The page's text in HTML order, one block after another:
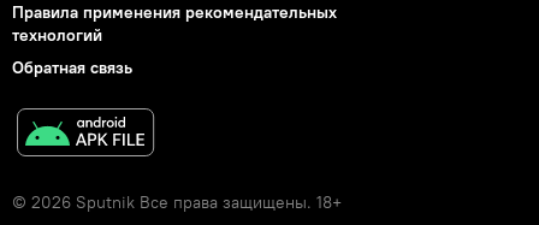
Правила применения рекомендательных
технологий
Обратная связь
© 2026 Sputnik Все права защищены. 18+